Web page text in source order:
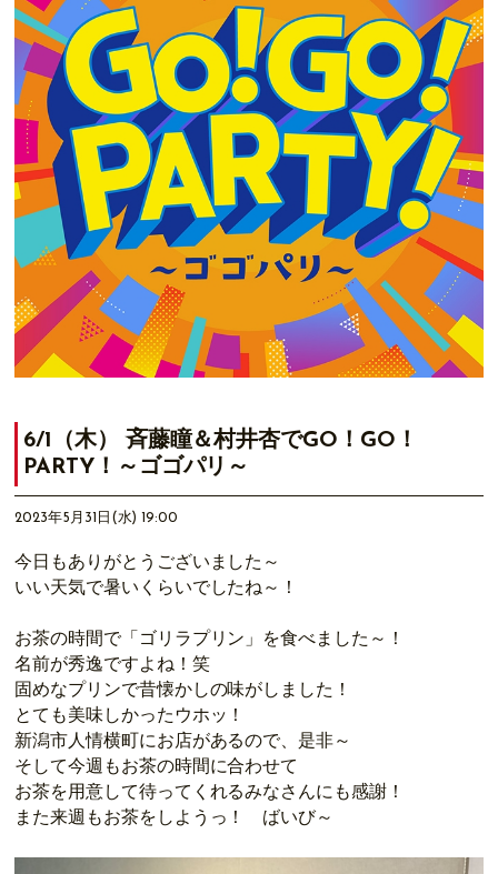
6/1（木） 斉藤瞳＆村井杏でGO！GO！
PARTY！～ゴゴパリ～
2023年5月31日(水) 19:00
今日もありがとうございました～
いい天気で暑いくらいでしたね～！
お茶の時間で「ゴリラプリン」を食べました～！
名前が秀逸ですよね！笑
固めなプリンで昔懐かしの味がしました！
とても美味しかったウホッ！
新潟市人情横町にお店があるので、是非～
そして今週もお茶の時間に合わせて
お茶を用意して待ってくれるみなさんにも感謝！
また来週もお茶をしようっ！ ばいび～